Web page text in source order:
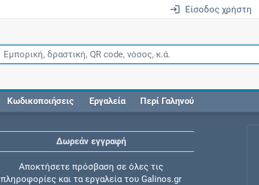
Είσοδος χρήστη
Κωδικοποιήσεις Εργαλεία Περί Γαληνού
Δωρεάν εγγραφή
Αποκτήσετε πρόσβαση σε όλες τις
πληροφορίες και τα εργαλεία του Galinos.gr